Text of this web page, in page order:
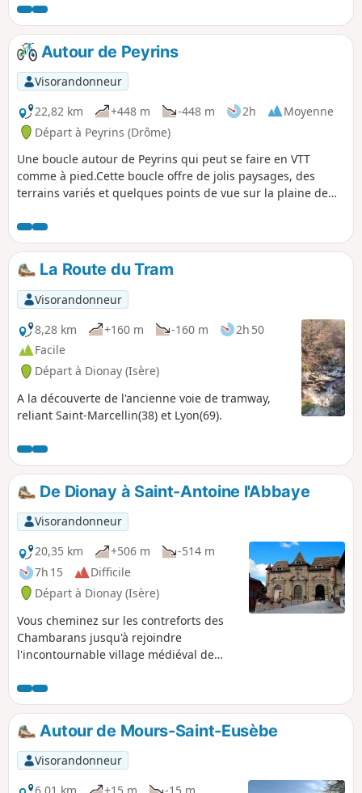
En saison, il est possible de s'adonner à
l'accrobranche pour prendre un peu de
hauteur.Autour de Peyrins
Visorandonneur
22,82 km
+448 m -448 m 2h
Moyenne
Départ à Peyrins (Drôme)
Une boucle autour de Peyrins qui peut se faire en VTT
comme à pied.Cette boucle offre de jolis paysages, des
terrains variés et quelques points de vue sur la plaine de
tant les bois traversés proposent de variantes.
La Route du Tram
Visorandonneur
8,28 km
+160 m -160 m
2h 50
Facile
Départ à Dionay (Isère)
A la découverte de l'ancienne voie de tramway,
reliant Saint-Marcellin(38) et Lyon(69).
De Dionay à Saint-Antoine l'Abbaye
Visorandonneur
20,35 km
+506 m
-514 m
7h 15
Difficile
Départ à Dionay (Isère)
Vous cheminez sur les contreforts des
Chambarans jusqu'à rejoindre
l'incontournable village médiéval de
abbaye. Vous avez constamment de
belles vues sur la barrière
septentrionale du Vercors. La seule
difficulté est le kilométrage élevé.
Autour de Mours-Saint-Eusèbe
Visorandonneur